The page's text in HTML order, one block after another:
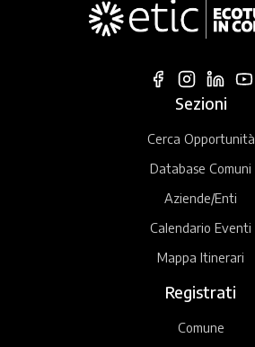
Sezioni
Cerca Opportunità
Database Comuni
Aziende/Enti
Calendario Eventi
Mappa Itinerari
Registrati
Comune